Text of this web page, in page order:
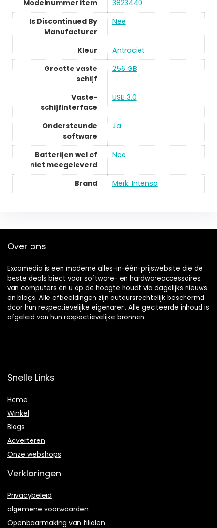
Modelnummer item
3823440
Is Discontinued By
Manufacturer
Nee
Kleur
Antraciet
Grootte vaste
schijf
256 GB
Vaste-
schijfinterface
USB 3.0
Ondersteunde
software
Ja
Batterijen wel of
niet meegeleverd
Nee
Brand Merk: Intenso
Over ons
Excamedia is een moderne alles-in-één-prijswebsite die de
beste deals biedt voor software- en hardwareaccessoires
van computers en u op de hoogte houdt via dagelijks nieuws
en blogs. Alle afbeeldingen zijn auteursrechtelijk beschermd
door hun respectievelijke eigenaren. Alle geciteerde inhoud is
afgeleid van hun respectievelijke bronnen.
Snelle Links
Home
Winkel
Blogs
Adverteren
Onze webshops
Verklaringen
Privacybeleid
algemene voorwaarden
Openbaarmaking van filialen